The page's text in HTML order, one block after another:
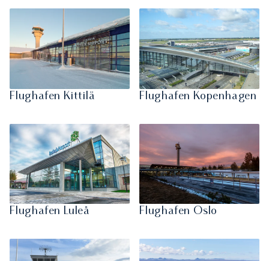
Flughafen Kittilä Flughafen Kopenhagen
Flughafen Luleå Flughafen Oslo